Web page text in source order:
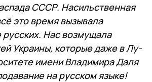
СССР. На­силь­ст­венная
это время вызывала
Нас возмущала
Ук­ра­ины, которые даже в Лу­
имени Владимира Даля
на русском язы­ке!